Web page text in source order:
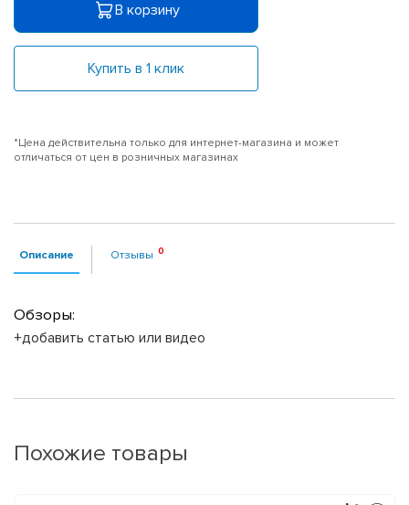
В корзину
Купить в 1 клик
*Цена действительна только для интернет-магазина и может
отличаться от цен в розничных магазинах
Описание Отзывы
Обзоры:
+добавить статью или видео
Похожие товары